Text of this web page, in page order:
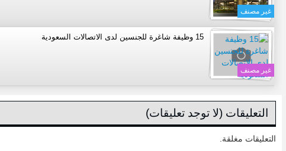
غير مصنف
غير مصنف
15 وظيفة شاغرة للجنسين لدى الاتصالات السعودية
التعليقات (لا توجد تعليقات)
التعليقات مغلقة.